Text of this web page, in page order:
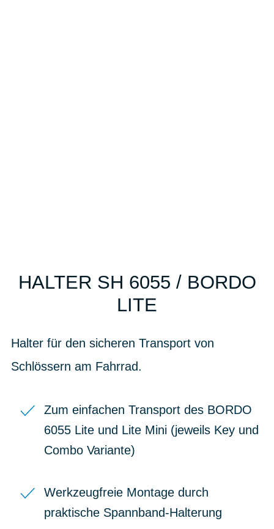
HALTER SH 6055 / BORDO
LITE
Halter für den sicheren Transport von
Schlössern am Fahrrad.
Zum einfachen Transport des BORDO
6055 Lite und Lite Mini (jeweils Key und
Combo Variante)
Werkzeugfreie Montage durch
praktische Spannband-Halterung